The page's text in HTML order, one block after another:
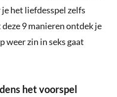
het liefdesspel zelfs
9 manieren ontdek je
weer zin in seks gaat
het voorspel